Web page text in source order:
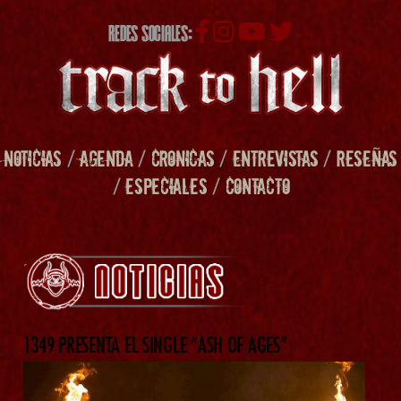
REDES SOCIALES:
NOTICIAS /AGENDA/ CRONICAS/ENTREVISTAS/RESEÑAS
/ESPECIALES/ CONTACTO
1349 PRESENTA EL SINGLE “ASH OF AGES”